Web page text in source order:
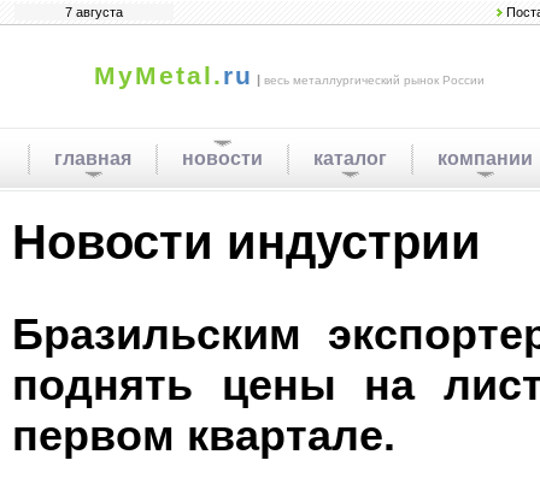
7 августа
MyMetal.ru | весь металлургический рынок России
главная новости каталог компании
Новости индустрии
Бразильским
поднять цены на
первом квартале.